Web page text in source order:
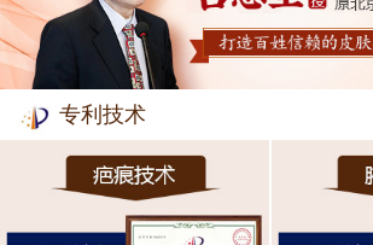
专利技术